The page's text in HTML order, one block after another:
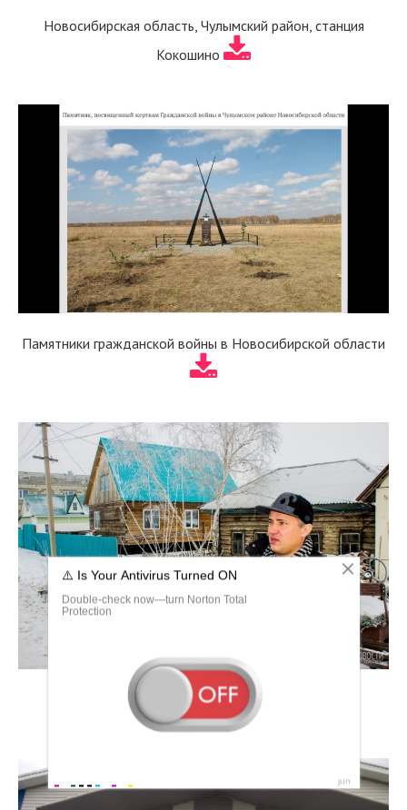
Новосибирская область, Чулымский район, станция
Кокошино
Памятники гражданской войны в Новосибирской области
Федорченко Евгений